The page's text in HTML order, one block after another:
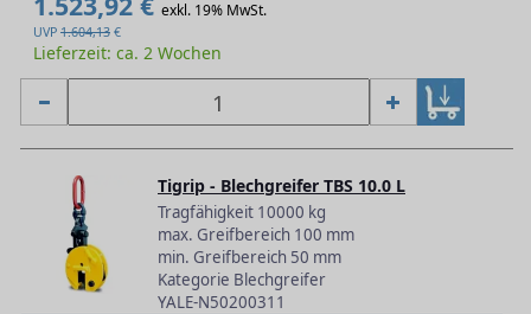
exkl. 19% MwSt.
UVP 1.604,13 €
Lieferzeit: ca. 2 Wochen
Tigrip - Blechgreifer TBS 10.0 L
Tragfähigkeit 10000 kg
max. Greifbereich 100 mm
min. Greifbereich 50 mm
Kategorie Blechgreifer
YALE-N50200311